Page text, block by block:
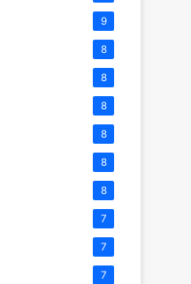
9
8
8
8
8
8
8
7
7
7